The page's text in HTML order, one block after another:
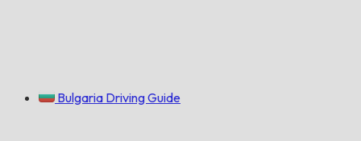
Bulgaria Driving Guide